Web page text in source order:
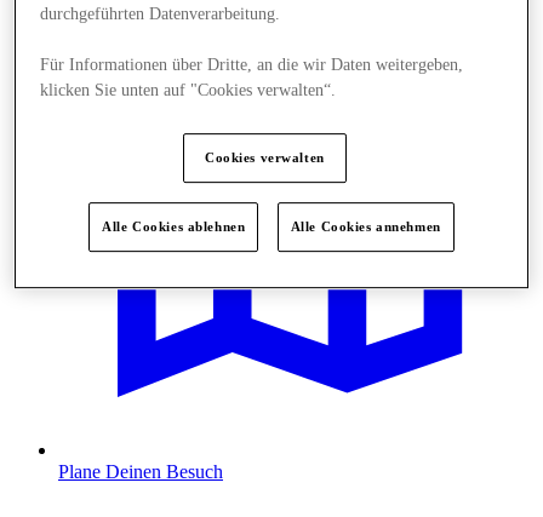
Plane Deinen Besuch
durchgeführten Datenverarbeitung.
Für Informationen über Dritte, an die wir Daten weitergeben,
klicken Sie unten auf "Cookies verwalten“.
Cookies verwalten
Alle Cookies ablehnen Alle Cookies annehmen